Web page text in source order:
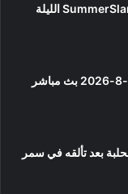
عرض سمر سلام SummerSlam 2026 الليلة
عرض سماك داون الأخير 7-8-2026 بث مباشر
بعد تألقه في سمر